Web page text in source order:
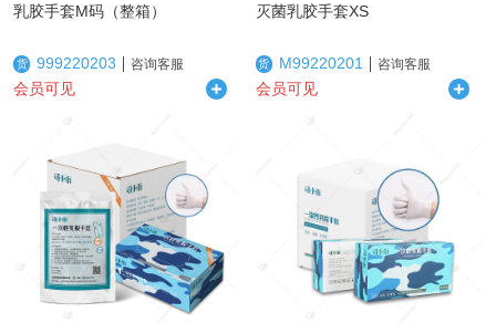
乳胶手套M码（整箱）
货 999220203 咨询客服
会员可见
灭菌乳胶手套XS
货 M99220201 咨询客服
会员可见